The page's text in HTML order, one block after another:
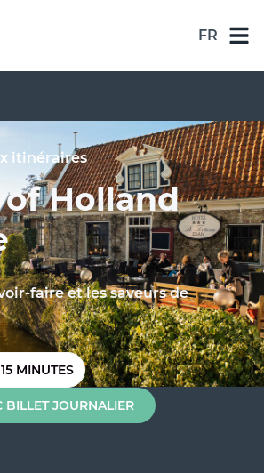
FR
NL
EN
ES
FR
itinéraires
of Holland
faire et les saveurs de
MINUTES
BILLET JOURNALIER